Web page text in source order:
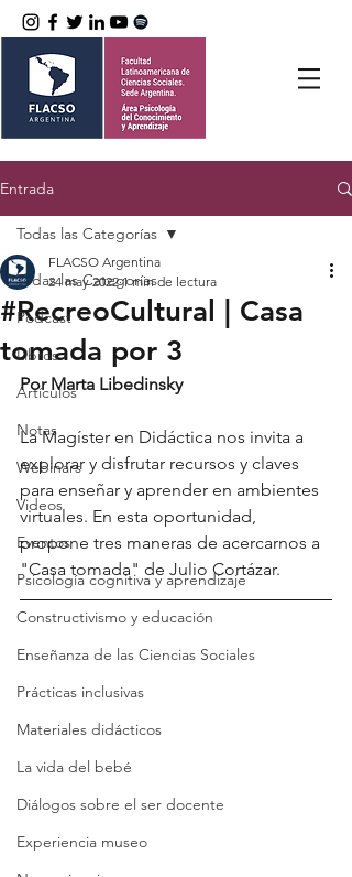
Entrada
Todas las Categorías
Podcast
Libros
Artículos
Notas
Webinars
Videos
Eventos
Psicología cognitiva y aprendizaje
Constructivismo y educación
Enseñanza de las Ciencias Sociales
Prácticas inclusivas
Materiales didácticos
La vida del bebé
Diálogos sobre el ser docente
Experiencia museo
Todas las Categorías
#RecreoCultural | Casa
tomada por 3
FLACSO Argentina
24 may 2022 1 min de lectura
Por Marta Libedinsky
La Magíster en Didáctica nos invita a
explorar y disfrutar recursos y claves
para enseñar y aprender en ambientes
virtuales. En esta oportunidad,
propone tres maneras de acercarnos a
"Casa tomada" de Julio Cortázar.